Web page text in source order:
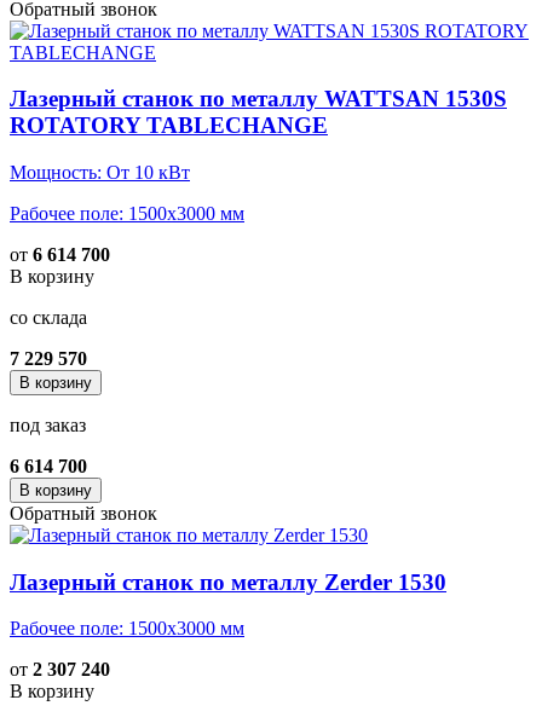
Обратный звонок
Лазерный станок по металлу WATTSAN 1530S
ROTATORY TABLECHANGE
Мощность: От 10 кВт
Рабочее поле: 1500х3000 мм
от 6 614 700
В корзину
со склада
7 229 570
В корзину
под заказ
6 614 700
В корзину
Обратный звонок
Лазерный станок по металлу Zerder 1530
Рабочее поле: 1500х3000 мм
от 2 307 240
В корзину